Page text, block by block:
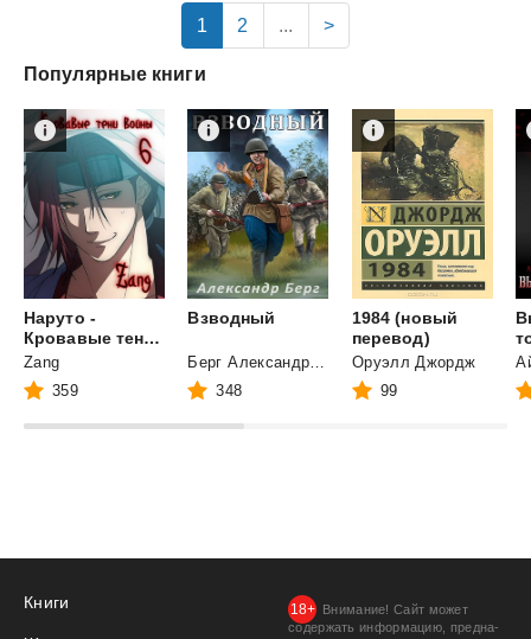
1 2 ... >
Популярные книги
Наруто -
Кровавые тени войны
Zang
359
Взводный
348
1984 (новый
перевод)
Оруэлл Джордж
99
Книги
Внимание! Сайт может
содержать информацию, предна­